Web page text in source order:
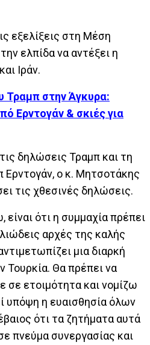
εξελίξεις στη Μέση
ελπίδα να αντέξει η
Ιράν.
Τραμπ στην Άγκυρα:
Ερντογάν & σκιές για
δηλώσεις Τραμπ και τη
Ερντογάν, ο κ. Μητσοτάκης
τις χθεσινές δηλώσεις.
ότι η συμμαχία πρέπει
αρχές της καλής
μια διαρκή
Τουρκία. Θα πρέπει να
σε ετοιμότητα και νομίζω
υπόψη η ευαισθησία όλων
ότι τα ζητήματα αυτά
πνεύμα συνεργασίας και